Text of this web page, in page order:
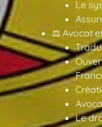
Le
⚖️ Avocat
Le